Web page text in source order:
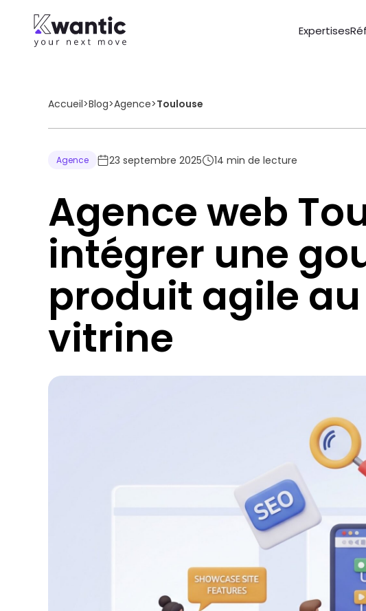
Expertises
Accueil>Blog>Agence>Toulouse
Agence 23 septembre 2025 14 min de lecture
Agence web
intégrer une
produit agile au
vitrine